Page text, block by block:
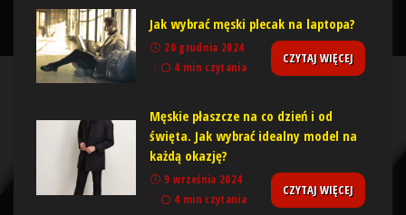
Jak wybrać męski plecak na laptopa?
20 grudnia 2024
4 min czytania
CZYTAJ WIĘCEJ
Męskie płaszcze na co dzień i od
święta. Jak wybrać idealny model na
każdą okazję?
9 września 2024
4 min czytania
CZYTAJ WIĘCEJ